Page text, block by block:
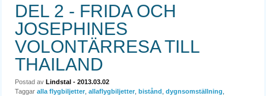
DEL 2 - FRIDA OCH
JOSEPHINES
VOLONTÄRRESA TILL
THAILAND
Postad avLindstal - 2013.03.02
Taggar alla flygbiljetter ,allaflygbiljetter ,bistånd ,dygnsomställning